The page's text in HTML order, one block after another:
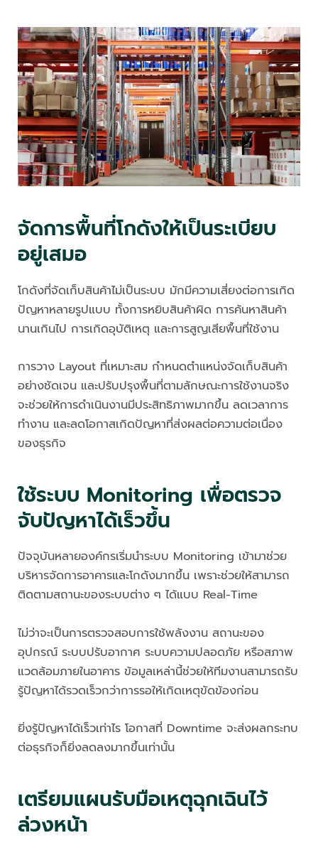
จัดการพื้นที่โกดังให้เป็นระเบียบ
อยู่เสมอ
โกดังที่จัดเก็บสินค้าไม่เป็นระบบ มักมีความเสี่ยงต่อการเกิด
ปัญหาหลายรูปแบบ ทั้งการหยิบสินค้าผิด การค้นหาสินค้า
นานเกินไป การเกิดอุบัติเหตุ และการสูญเสียพื้นที่ใช้งาน
การวาง Layout ที่เหมาะสม กำหนดตำแหน่งจัดเก็บสินค้า
อย่างชัดเจน และปรับปรุงพื้นที่ตามลักษณะการใช้งานจริง
จะช่วยให้การดำเนินงานมีประสิทธิภาพมากขึ้น ลดเวลาการ
ทำงาน และลดโอกาสเกิดปัญหาที่ส่งผลต่อความต่อเนื่อง
ของธุรกิจ
ใช้ระบบ Monitoring เพื่อตรวจ
จับปัญหาได้เร็วขึ้น
ปัจจุบันหลายองค์กรเริ่มนำระบบ Monitoring เข้ามาช่วย
บริหารจัดการอาคารและโกดังมากขึ้น เพราะช่วยให้สามารถ
ติดตามสถานะของระบบต่าง ๆ ได้แบบ Real-Time
ไม่ว่าจะเป็นการตรวจสอบการใช้พลังงาน สถานะของ
อุปกรณ์ ระบบปรับอากาศ ระบบความปลอดภัย หรือสภาพ
แวดล้อมภายในอาคาร ข้อมูลเหล่านี้ช่วยให้ทีมงานสามารถรับ
รู้ปัญหาได้รวดเร็วกว่าการรอให้เกิดเหตุขัดข้องก่อน
ยิ่งรู้ปัญหาได้เร็วเท่าไร โอกาสที่ Downtime จะส่งผลกระทบ
ต่อธุรกิจก็ยิ่งลดลงมากขึ้นเท่านั้น
เตรียมแผนรับมือเหตุฉุกเฉินไว้
ล่วงหน้า